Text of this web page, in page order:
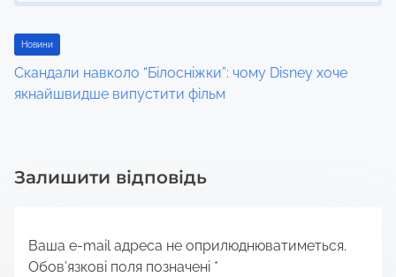
Новини
Скандали навколо “Білосніжки”: чому Disney хоче
якнайшвидше випустити фільм
Залишити відповідь
Ваша e-mail адреса не оприлюднюватиметься.
Обов’язкові поля позначені *